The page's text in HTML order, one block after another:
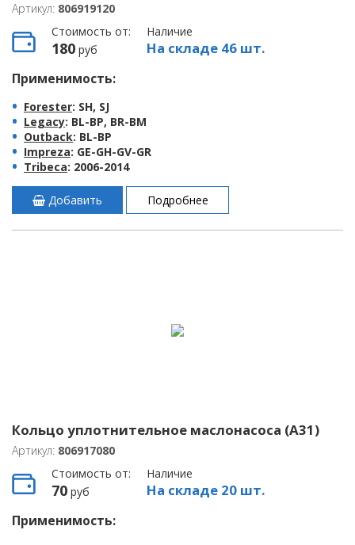
Артикул: 806919120
Стоимость от:
180 руб
Наличие
На складе 46 шт.
Применимость:
Forester: SH, SJ
Legacy: BL-BP, BR-BM
Outback: BL-BP
Impreza: GE-GH-GV-GR
Tribeca: 2006-2014
Добавить Подробнее
Кольцо уплотнительное маслонасоса (A31)
Артикул: 806917080
Стоимость от:
70 руб
Наличие
На складе 20 шт.
Применимость: